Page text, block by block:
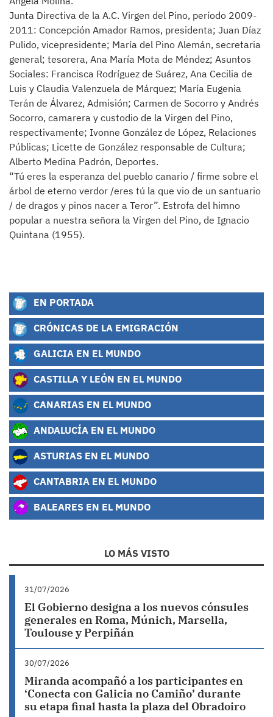
Junta Directiva de la A.C. Virgen del Pino, período 2009-
2011: Concepción Amador Ramos, presidenta; Juan Díaz
Pulido, vicepresidente; María del Pino Alemán, secretaria
general; tesorera, Ana María Mota de Méndez; Asuntos
Sociales: Francisca Rodríguez de Suárez, Ana Cecilia de
Luis y Claudia Valenzuela de Márquez; María Eugenia
Terán de Álvarez, Admisión; Carmen de Socorro y Andrés
Socorro, camarera y custodio de la Virgen del Pino,
respectivamente; Ivonne González de López, Relaciones
Públicas; Licette de González responsable de Cultura;
Alberto Medina Padrón, Deportes.
“Tú eres la esperanza del pueblo canario / firme sobre el
árbol de eterno verdor /eres tú la que vio de un santuario
/ de dragos y pinos nacer a Teror”. Estrofa del himno
popular a nuestra señora la Virgen del Pino, de Ignacio
Quintana (1955).
EN PORTADA
CRÓNICAS DE LA EMIGRACIÓN
GALICIA EN EL MUNDO
CASTILLA Y LEÓN EN EL MUNDO
CANARIAS EN EL MUNDO
ANDALUCÍA EN EL MUNDO
ASTURIAS EN EL MUNDO
CANTABRIA EN EL MUNDO
BALEARES EN EL MUNDO
LO MÁS VISTO
31/07/2026
El Gobierno designa a los nuevos cónsules
generales en Roma, Múnich, Marsella,
Toulouse y Perpiñán
30/07/2026
Miranda acompañó a los participantes en
‘Conecta con Galicia no Camiño’ durante
su etapa final hasta la plaza del Obradoiro